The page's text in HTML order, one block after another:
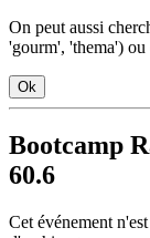
On peut aussi
'gourm', 'thema') ou
Ok
Bootcamp
60.6
Cet événement